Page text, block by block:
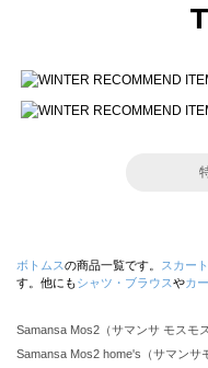
ボトムスの商品一覧です。 スカート
す。他にもシャツ・ブラウスやカ
Samansa Mos2（サマンサ モスモ
Samansa Mos2 home's（サマンサ